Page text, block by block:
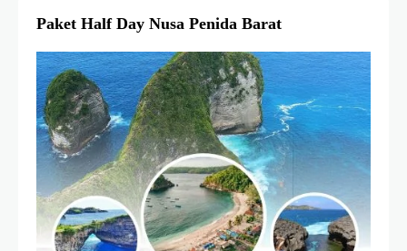
Paket Half Day Nusa Penida Barat